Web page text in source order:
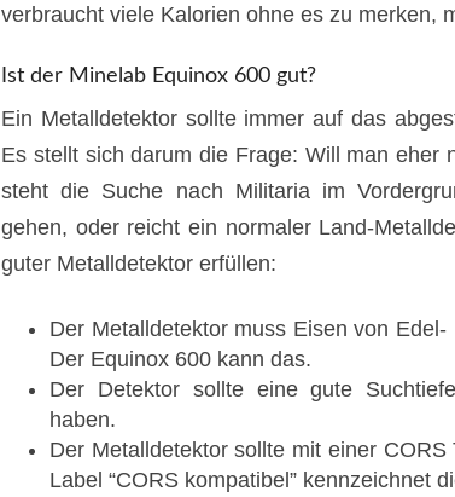
verbraucht viele Kalorien ohne es zu merken,
Ist der Minelab Equinox 600 gut?
Ein Metalldetektor sollte immer auf das
Es stellt sich darum die Frage: Will man eher
steht die Suche nach Militaria im
gehen, oder reicht ein normaler Land-
guter Metalldetektor erfüllen:
Der Metalldetektor muss Eisen von
Der Equinox 600 kann das.
Der Detektor sollte eine gute
haben.
Der Metalldetektor sollte mit einer
Label “CORS kompatibel” kennzeichnet